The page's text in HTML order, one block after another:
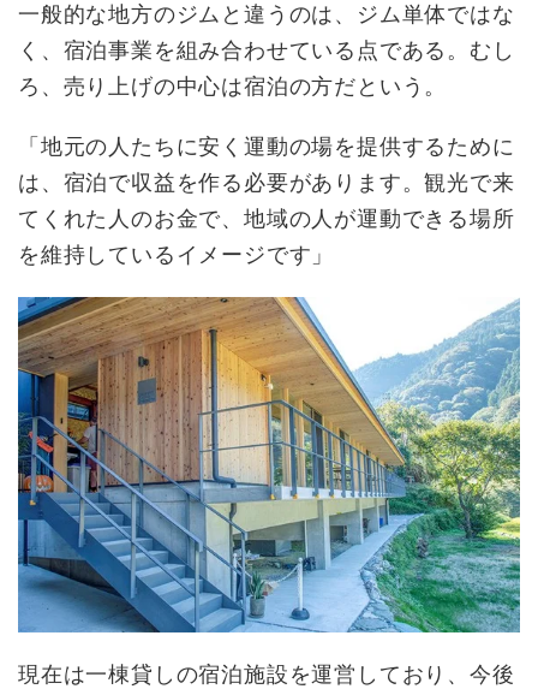
一般的な地方のジムと違うのは、ジム単体ではな
く、宿泊事業を組み合わせている点である。むし
ろ、売り上げの中心は宿泊の方だという。
「地元の人たちに安く運動の場を提供するために
は、宿泊で収益を作る必要があります。観光で来
てくれた人のお金で、地域の人が運動できる場所
を維持しているイメージです」
現在は一棟貸しの宿泊施設を運営しており、今後